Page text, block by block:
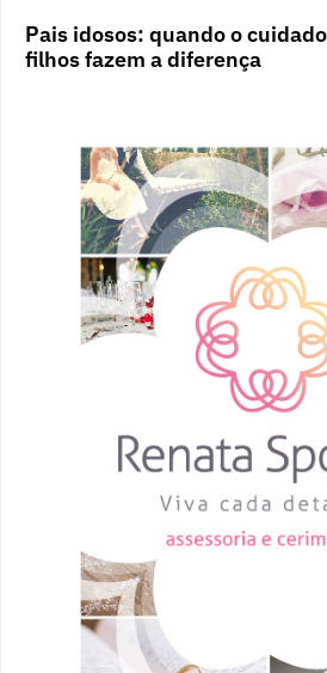
Pais idosos: quando o
filhos fazem a diferença